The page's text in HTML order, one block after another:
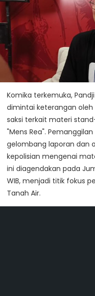
Komika terkemuka,
dimintai keterangan oleh
saksi terkait materi
"Mens Rea".
gelombang laporan dan
kepolisian mengenai
ini diagendakan pada
WIB, menjadi titik fokus
Tanah Air.